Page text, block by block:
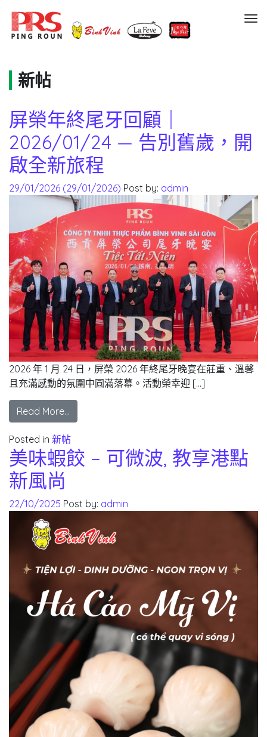
Menu
新帖
屏榮年終尾牙回顧｜
2026/01/24 — 告別舊歲，開
啟全新旅程
29/01/2026 (29/01/2026) Post by: admin
2026 年 1 月 24 日，屏榮 2026 年終尾牙晚宴在莊重、溫馨
且充滿感動的氛圍中圓滿落幕。活動榮幸迎 […]
Read More…
Posted in 新帖
美味蝦餃 – 可微波, 教享港點
新風尚
22/10/2025 Post by: admin